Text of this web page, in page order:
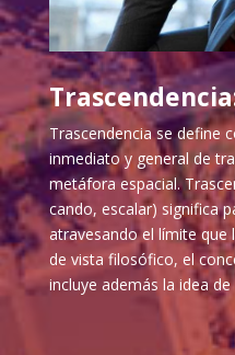
Trascendencia se define
inmediato y general de
metáfora espacial.
cando, escalar) significa
atravesando el límite que
de vista filosófico, el
incluye además la idea